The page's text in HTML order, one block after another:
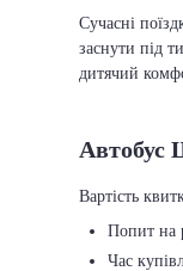
Сучасні
заснути під
дитячий
Автобус
Вартість
Попит на
Час